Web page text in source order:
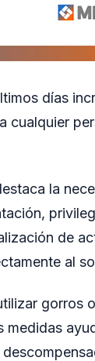
días
cualquier
la
de
al
gorros